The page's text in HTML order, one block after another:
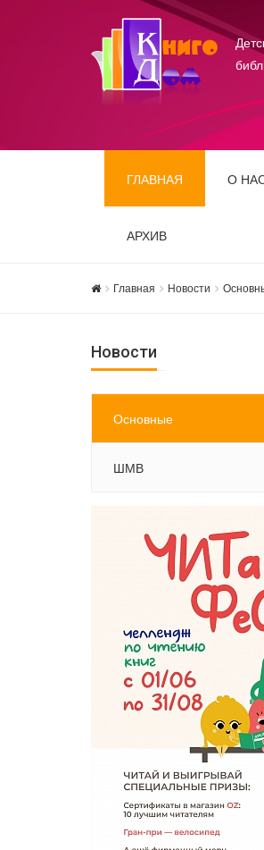
ГЛАВНАЯ О
АРХИВ
Главная Новости
Новости
Основные
ШМВ